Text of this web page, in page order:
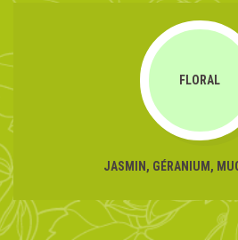
FLORAL
JASMIN, GÉRANIUM,